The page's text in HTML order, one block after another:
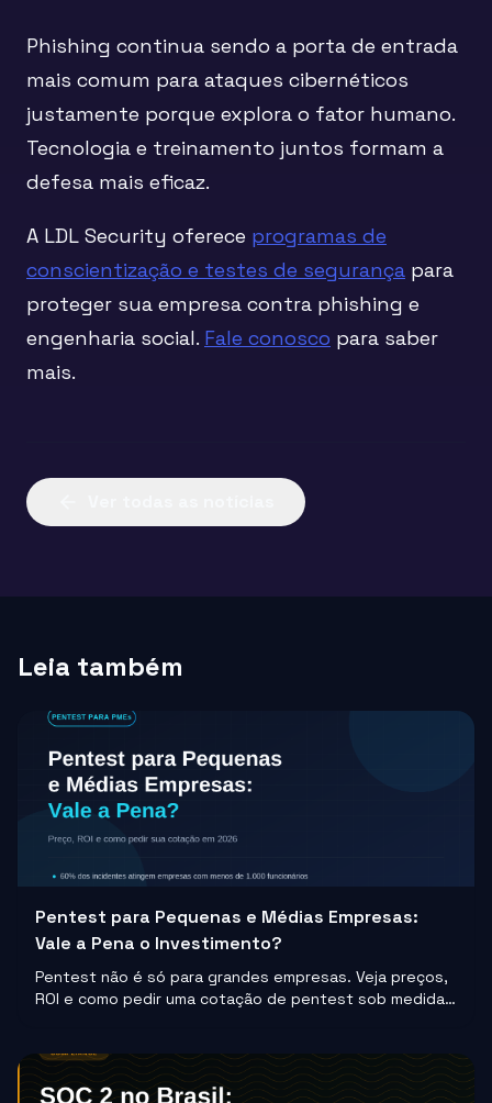
Phishing continua sendo a porta de entrada
mais comum para ataques cibernéticos
justamente porque explora o fator humano.
Tecnologia e treinamento juntos formam a
defesa mais eficaz.
A LDL Security oferece programas de
conscientização e testes de segurança para
proteger sua empresa contra phishing e
engenharia social. Fale conosco para saber
mais.
Leia também
Pentest para Pequenas e Médias Empresas:
Vale a Pena o Investimento?
Pentest não é só para grandes empresas. Veja preços,
ROI e como pedir uma cotação de pentest sob medida